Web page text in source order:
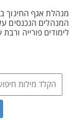
מנהלת אגף החינוך
המנהלים הנכנסים
לימודים פורייה